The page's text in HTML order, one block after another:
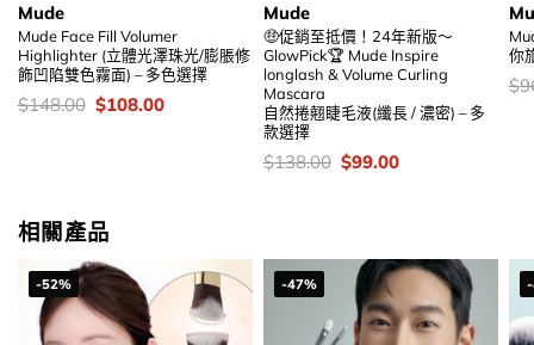
Mude
Mude Face Fill Volumer
Highlighter (立體光澤珠光/膨脹修
飾凹陷雙色霧面) – 多色選擇
價
錢：
$148.00 Original
price
$108.00Current
Mude
🤑促銷至抵價！24年新版～
GlowPick🏆 Mude Inspire
longlash & Volume Curling
Mascara
自然捲翹睫毛液(纖長 / 濃密) – 多
款選擇
價
錢：
$138.00 Original
price
$99.00Current
你
價
錢
$
相關產品
-52% -47%